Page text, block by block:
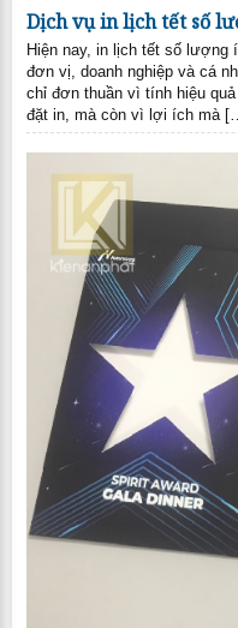
Dịch vụ in lịch tết số
Hiện nay, in lịch tết số lượng
đơn vị, doanh nghiệp và cá
chỉ đơn thuần vì tính hiệu
đặt in, mà còn vì lợi ích mà